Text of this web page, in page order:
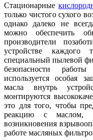
Стационарные
только чистого сухого
однако далеко не
можно обеспечить
производители
устройстве каждого
специальный пылевой
безопасности
используется особая
масла внутрь
монтируются
это для того, чтобы
реакцию с маслом,
возникновения
работе масляных